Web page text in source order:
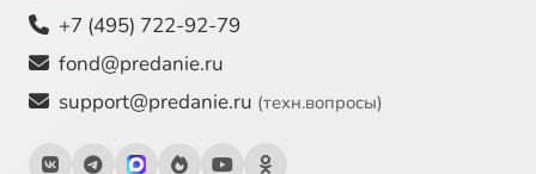
+7 (495) 722-92-79
fond@predanie.ru
support@predanie.ru (техн.вопросы)